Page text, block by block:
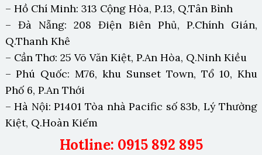
– Hồ Chí Minh: 313 Cộng Hòa, P.13, Q.Tân Bình
– Đà Nẵng: 208 Điện Biên Phủ, P.Chính Gián,
Q.Thanh Khê
– Cần Thơ: 25 Võ Văn Kiệt, P.An Hòa, Q.Ninh Kiều
– Phú Quốc: M76, khu Sunset Town, Tổ 10, Khu
Phố 6, P.An Thới
– Hà Nội: P1401 Tòa nhà Pacific số 83b, Lý Thường
Kiệt, Q.Hoàn Kiếm
Hotline: 0915 892 895